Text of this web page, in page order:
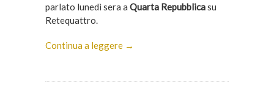
parlato lunedì sera a Quarta Repubblicasu
Retequattro.
Continua a leggere →